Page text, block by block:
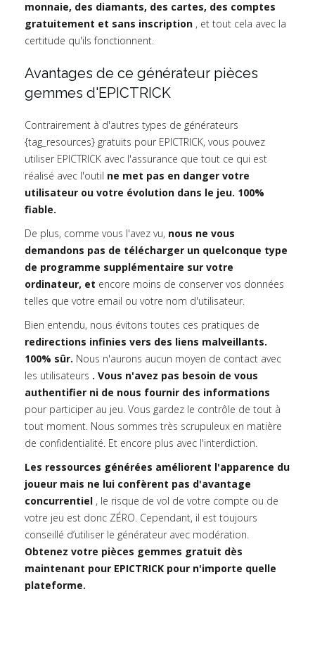
monnaie, des diamants, des cartes, des comptes
gratuitement et sans inscription , et tout cela avec la
certitude qu'ils fonctionnent.
Avantages de ce générateur pièces
gemmes d'EPICTRICK
Contrairement à d'autres types de générateurs
{tag_resources} gratuits pour EPICTRICK, vous pouvez
utiliser EPICTRICK avec l'assurance que tout ce qui est
réalisé avec l'outil ne met pas en danger votre
utilisateur ou votre évolution dans le jeu. 100%
fiable.
De plus, comme vous l'avez vu, nous ne vous
demandons pas de télécharger un quelconque type
de programme supplémentaire sur votre
ordinateur, et encore moins de conserver vos données
telles que votre email ou votre nom d'utilisateur.
Bien entendu, nous évitons toutes ces pratiques de
redirections infinies vers des liens malveillants.
100% sûr. Nous n'aurons aucun moyen de contact avec
les utilisateurs . Vous n'avez pas besoin de vous
authentifier ni de nous fournir des informations
pour participer au jeu. Vous gardez le contrôle de tout à
tout moment. Nous sommes très scrupuleux en matière
de confidentialité. Et encore plus avec l'interdiction.
Les ressources générées améliorent l'apparence du
joueur mais ne lui confèrent pas d'avantage
concurrentiel , le risque de vol de votre compte ou de
votre jeu est donc ZÉRO. Cependant, il est toujours
conseillé d’utiliser le générateur avec modération.
Obtenez votre pièces gemmes gratuit dès
maintenant pour EPICTRICK pour n'importe quelle
plateforme.